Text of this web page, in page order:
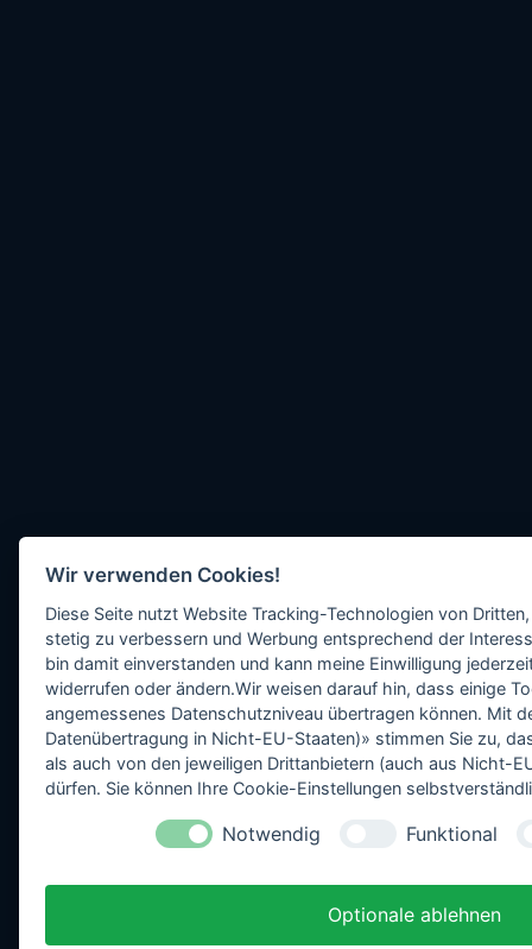
Wir verwenden Cookies!
Diese Seite nutzt Website Tracking-Technologien von
stetig zu verbessern und Werbung entsprechend der
bin damit einverstanden und kann meine Einwilligung
widerrufen oder ändern.Wir weisen darauf hin, dass einige
angemessenes Datenschutzniveau übertragen können. Mit
Datenübertragung in Nicht-EU-Staaten)» stimmen Sie zu,
als auch von den jeweiligen Drittanbietern (auch aus Nicht-
dürfen. Sie können Ihre Cookie-Einstellungen
Notwendig Funktional
Optionale ablehnen